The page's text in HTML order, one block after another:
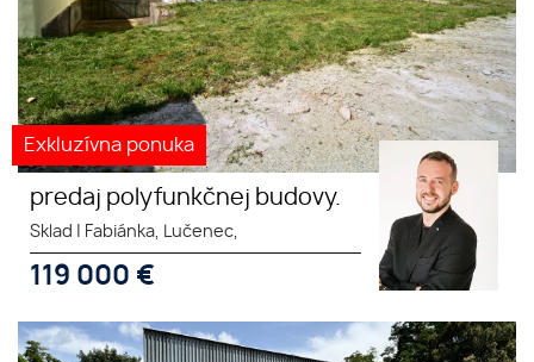
Exkluzívna ponuka
predaj polyfunkčnej budovy.
Sklad Fabiánka, Lučenec,
119 000 €
Na predaj budova vhodná na